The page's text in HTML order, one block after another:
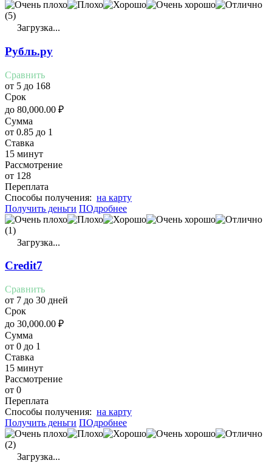
(5)
Загрузка...
Рубль.ру
Сравнить
от 5 до 168
Срок
до 80,000.00 ₽
Сумма
от 0.85 до 1
Ставка
15 минут
Рассмотрение
от 128
Переплата
Cпособы получения: на карту
Получить деньги ПОдробнее
(1)
Загрузка...
Credit7
Сравнить
от 7 до 30 дней
Срок
до 30,000.00 ₽
Сумма
от 0 до 1
Ставка
15 минут
Рассмотрение
от 0
Переплата
Cпособы получения: на карту
Получить деньги ПОдробнее
(2)
Загрузка...